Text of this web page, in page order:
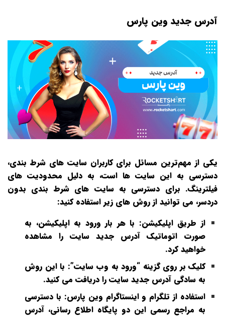
آدرس جدید وین پارس
یکی از مهم‌ترین مسائل برای کاربران سایت‌ های شرط‌ بندی،
دسترسی به این سایت‌ ها است، به دلیل محدودیت‌ های
فیلترینگ. برای دسترسی به سایت‌ های شرط‌ بندی بدون
دردسر، می‌ توانید از روش‌ های زیر استفاده کنید:
از طریق اپلیکیشن: با هر بار ورود به اپلیکیشن، به
صورت اتوماتیک آدرس جدید سایت را مشاهده
خواهید کرد.
کلیک بر روی گزینه “ورود به وب‌ سایت”: با این روش
به سادگی آدرس جدید سایت را دریافت می‌ کنید.
استفاده از تلگرام و اینستاگرام وین پارس: با دسترسی
به مراجع رسمی این دو پایگاه اطلاع‌ رسانی، آدرس